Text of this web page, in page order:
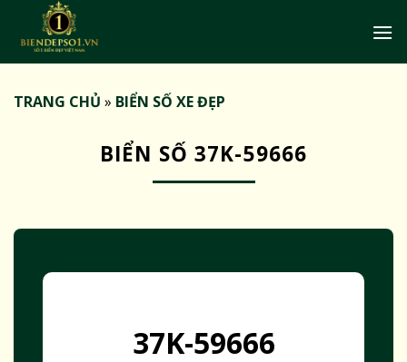
TRANG CHỦ » BIỂN SỐ XE ĐẸP
BIỂN SỐ 37K-59666
37K-59666